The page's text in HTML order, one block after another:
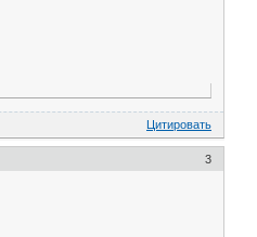
Цитировать
3